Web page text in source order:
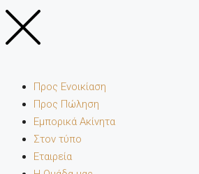
Προς Ενοικίαση
Προς Πώληση
Εμπορικά Ακίνητα
Στον τύπο
Εταιρεία